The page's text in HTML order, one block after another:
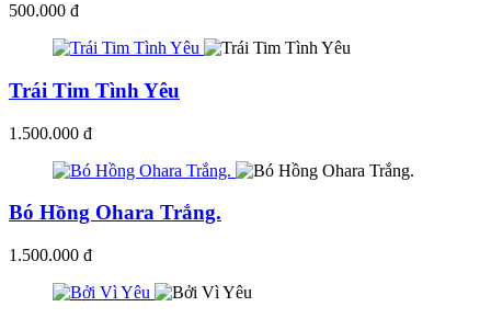
500.000 đ
Trái Tim Tình Yêu
1.500.000 đ
Bó Hồng Ohara Trắng.
1.500.000 đ